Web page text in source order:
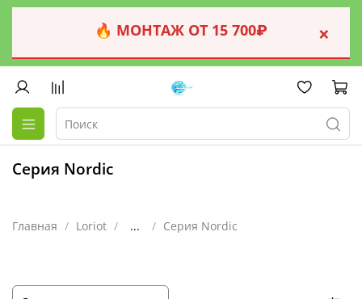
🔥 МОНТАЖ ОТ 15 700₽ ×
Серия Nordic
Главная Loriot ... Серия Nordic